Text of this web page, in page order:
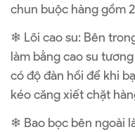
chun buộc hàng gồm
❄ Lõi cao su: Bên
làm bằng cao su
có độ đàn hồi để khi
kéo căng xiết chặt
❄ Bao bọc bên ngoài